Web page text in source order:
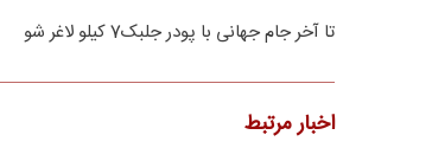
تا آخر جام جهانی با پودر جلبک7 کیلو لاغر شو
اخبار مرتبط